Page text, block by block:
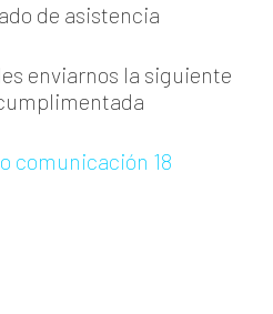
de asistencia
enviarnos la siguiente
comunicación 18